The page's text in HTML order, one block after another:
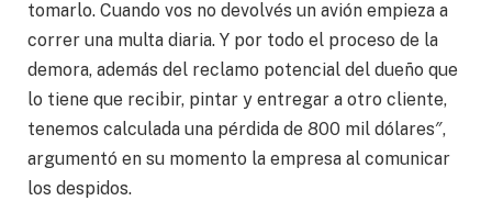
tomarlo. Cuando vos no devolvés un avión empieza a
correr una multa diaria. Y por todo el proceso de la
demora, además del reclamo potencial del dueño que
lo tiene que recibir, pintar y entregar a otro cliente,
tenemos calculada una pérdida de 800 mil dólares″,
argumentó en su momento la empresa al comunicar
los despidos.